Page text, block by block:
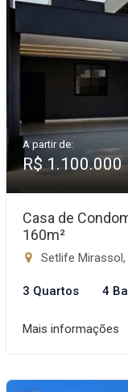
A partir de:
R$ 1.100.000
Casa de
160m²
Setlife
3 Quartos 4
Mais informações